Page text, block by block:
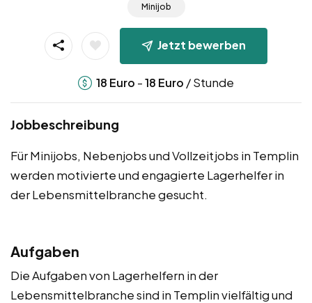
Minijob
Jetzt bewerben
18 Euro -18 Euro / Stunde
Jobbeschreibung
Für Minijobs, Nebenjobs und Vollzeitjobs in Templin
werden motivierte und engagierte Lagerhelfer in
der Lebensmittelbranche gesucht.
Aufgaben
Die Aufgaben von Lagerhelfern in der
Lebensmittelbranche sind in Templin vielfältig und